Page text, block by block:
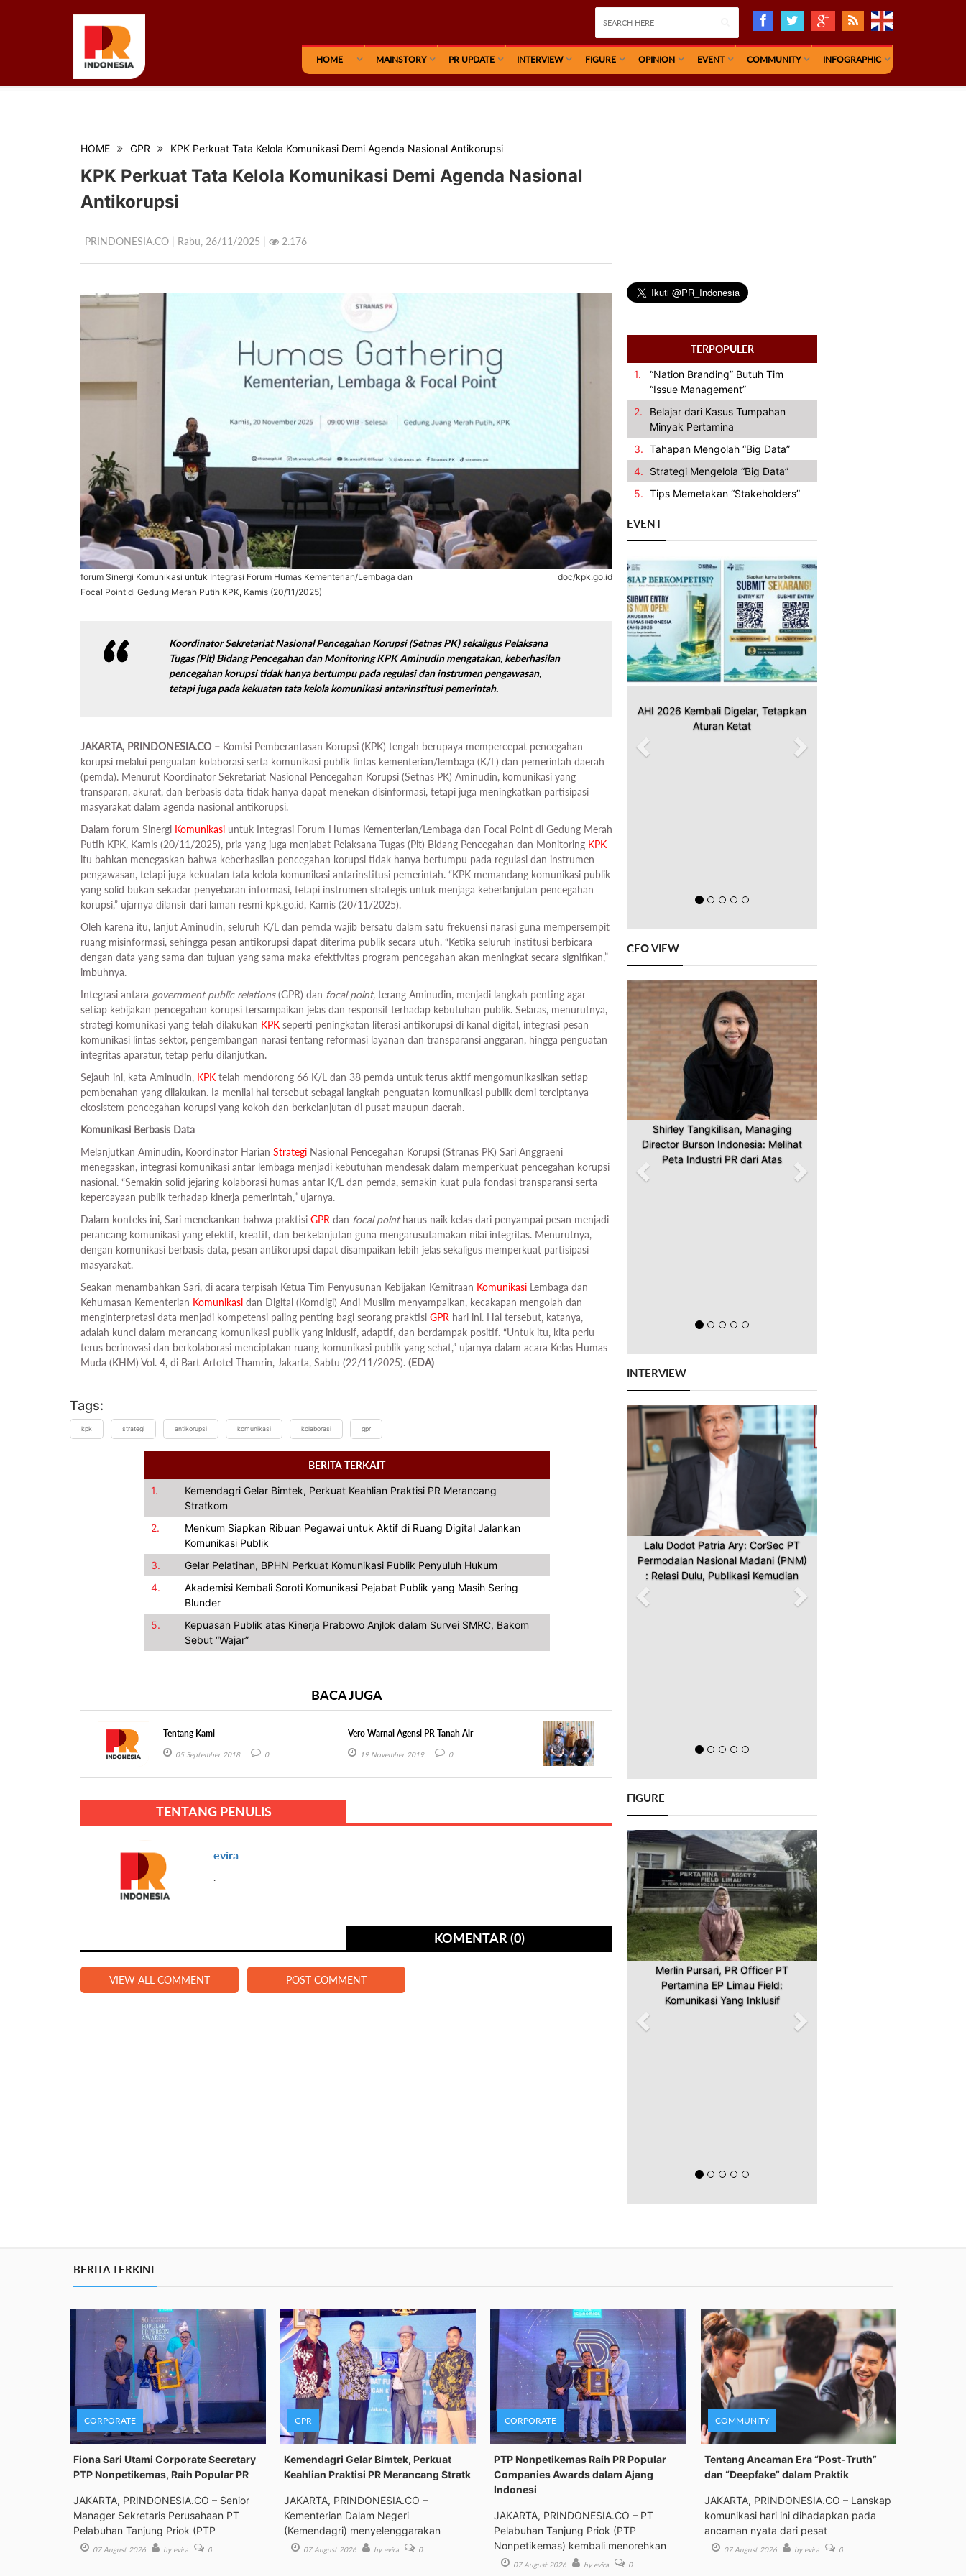
HOME MAINSTORY PR UPDATE INTERVIEW FIGURE OPINION EVENT COMMUNITY INFOGRAPHIC
HOME GPR KPK Perkuat Tata Kelola Komunikasi Demi Agenda Nasional Antikorupsi
KPK Perkuat Tata Kelola Komunikasi Demi Agenda Nasional
Antikorupsi
PRINDONESIA.CO | Rabu, 26/11/2025 | 2.176
forum Sinergi Komunikasi untuk Integrasi Forum Humas Kementerian/Lembaga dan
Focal Point di Gedung Merah Putih KPK, Kamis (20/11/2025)
doc/kpk.go.id
Koordinator Sekretariat Nasional Pencegahan Korupsi (Setnas PK) sekaligus Pelaksana
Tugas (Plt) Bidang Pencegahan dan Monitoring KPK Aminudin mengatakan, keberhasilan
pencegahan korupsi tidak hanya bertumpu pada regulasi dan instrumen pengawasan,
tetapi juga pada kekuatan tata kelola komunikasi antarinstitusi pemerintah.
JAKARTA, PRINDONESIA.CO – Komisi Pemberantasan Korupsi (KPK) tengah berupaya mempercepat pencegahan
korupsi melalui penguatan kolaborasi serta komunikasi publik lintas kementerian/lembaga (K/L) dan pemerintah daerah
(pemda). Menurut Koordinator Sekretariat Nasional Pencegahan Korupsi (Setnas PK) Aminudin, komunikasi yang
transparan, akurat, dan berbasis data tidak hanya dapat menekan disinformasi, tetapi juga meningkatkan partisipasi
masyarakat dalam agenda nasional antikorupsi.
Dalam forum Sinergi Komunikasi untuk Integrasi Forum Humas Kementerian/Lembaga dan Focal Point di Gedung Merah
Putih KPK, Kamis (20/11/2025), pria yang juga menjabat Pelaksana Tugas (Plt) Bidang Pencegahan dan Monitoring KPK
itu bahkan menegaskan bahwa keberhasilan pencegahan korupsi tidak hanya bertumpu pada regulasi dan instrumen
pengawasan, tetapi juga kekuatan tata kelola komunikasi antarinstitusi pemerintah. “KPK memandang komunikasi publik
yang solid bukan sekadar penyebaran informasi, tetapi instrumen strategis untuk menjaga keberlanjutan pencegahan
korupsi,” ujarnya dilansir dari laman resmi kpk.go.id, Kamis (20/11/2025).
Oleh karena itu, lanjut Aminudin, seluruh K/L dan pemda wajib bersatu dalam satu frekuensi narasi guna mempersempit
ruang misinformasi, sehingga pesan antikorupsi dapat diterima publik secara utuh. “Ketika seluruh institusi berbicara
dengan data yang sama dan tujuan yang sama maka efektivitas program pencegahan akan meningkat secara signifikan,”
imbuhnya.
Integrasi antara government public relations(GPR) dan focal point, terang Aminudin, menjadi langkah penting agar
setiap kebijakan pencegahan korupsi tersampaikan jelas dan responsif terhadap kebutuhan publik. Selaras, menurutnya,
strategi komunikasi yang telah dilakukan KPK seperti peningkatan literasi antikorupsi di kanal digital, integrasi pesan
komunikasi lintas sektor, pengembangan narasi tentang reformasi layanan dan transparansi anggaran, hingga penguatan
integritas aparatur, tetap perlu dilanjutkan.
Sejauh ini, kata Aminudin, KPK telah mendorong 66 K/L dan 38 pemda untuk terus aktif mengomunikasikan setiap
pembenahan yang dilakukan. Ia menilai hal tersebut sebagai langkah penguatan komunikasi publik demi terciptanya
ekosistem pencegahan korupsi yang kokoh dan berkelanjutan di pusat maupun daerah.
Komunikasi Berbasis Data
Melanjutkan Aminudin, Koordinator Harian Strategi Nasional Pencegahan Korupsi (Stranas PK) Sari Anggraeni
menegaskan, integrasi komunikasi antar lembaga menjadi kebutuhan mendesak dalam memperkuat pencegahan korupsi
nasional. “Semakin solid jejaring kolaborasi humas antar K/L dan pemda, semakin kuat pula fondasi transparansi serta
kepercayaan publik terhadap kinerja pemerintah,” ujarnya.
Dalam konteks ini, Sari menekankan bahwa praktisi GPR dan focal pointharus naik kelas dari penyampai pesan menjadi
perancang komunikasi yang efektif, kreatif, dan berkelanjutan guna mengarusutamakan nilai integritas. Menurutnya,
dengan komunikasi berbasis data, pesan antikorupsi dapat disampaikan lebih jelas sekaligus memperkuat partisipasi
masyarakat.
Seakan menambahkan Sari, di acara terpisah Ketua Tim Penyusunan Kebijakan Kemitraan Komunikasi Lembaga dan
Kehumasan Kementerian Komunikasi dan Digital (Komdigi) Andi Muslim menyampaikan, kecakapan mengolah dan
menginterpretasi data menjadi kompetensi paling penting bagi seorang praktisi GPR hari ini. Hal tersebut, katanya,
adalah kunci dalam merancang komunikasi publik yang inklusif, adaptif, dan berdampak positif. “Untuk itu, kita perlu
terus berinovasi dan berkolaborasi menciptakan ruang komunikasi publik yang sehat,” ujarnya dalam acara Kelas Humas
Muda (KHM) Vol. 4, di Bart Artotel Thamrin, Jakarta, Sabtu (22/11/2025). (EDA)
Tags:
kpk strategi antikorupsi komunikasi kolaborasi gpr
BERITA TERKAIT
1.
Kemendagri Gelar Bimtek, Perkuat Keahlian Praktisi PR Merancang
Stratkom
2.
Menkum Siapkan Ribuan Pegawai untuk Aktif di Ruang Digital Jalankan
Komunikasi Publik
3.
Gelar Pelatihan, BPHN Perkuat Komunikasi Publik Penyuluh Hukum
4.
Akademisi Kembali Soroti Komunikasi Pejabat Publik yang Masih Sering
Blunder
5.
Kepuasan Publik atas Kinerja Prabowo Anjlok dalam Survei SMRC, Bakom
Sebut “Wajar”
BACA JUGA
Tentang Kami
05 September 2018 0
Vero Warnai Agensi PR Tanah Air
19 November 2019 0
TENTANG PENULIS
evira
.
KOMENTAR (0)
VIEW ALL COMMENT POST COMMENT
TERPOPULER
1.
“Nation Branding” Butuh Tim
“Issue Management”
2.
Belajar dari Kasus Tumpahan
Minyak Pertamina
3. Tahapan Mengolah “Big Data”
4.
Strategi Mengelola “Big Data”
5. Tips Memetakan “Stakeholders”
EVENT
AHI 2026 Kembali Digelar, Tetapkan
Aturan Ketat
Previous Next
CEO VIEW
Shirley Tangkilisan, Managing
Director Burson Indonesia: Melihat
Peta Industri PR dari Atas
Previous Next
INTERVIEW
Lalu Dodot Patria Ary: CorSec PT
Permodalan Nasional Madani (PNM)
: Relasi Dulu, Publikasi Kemudian
Previous Next
FIGURE
Merlin Pursari, PR Officer PT
Pertamina EP Limau Field:
Komunikasi Yang Inklusif
Previous Next
BERITA TERKINI
CORPORATE
Fiona Sari Utami Corporate Secretary
PTP Nonpetikemas, Raih Popular PR
JAKARTA, PRINDONESIA.CO – Senior
Manager Sekretaris Perusahaan PT
Pelabuhan Tanjung Priok (PTP
07 August 2026 by evira 0
GPR
Kemendagri Gelar Bimtek, Perkuat
Keahlian Praktisi PR Merancang Stratk
JAKARTA, PRINDONESIA.CO –
Kementerian Dalam Negeri
(Kemendagri) menyelenggarakan
Bimbingan Tek
07 August 2026 by evira 0
CORPORATE
PTP Nonpetikemas Raih PR Popular
Companies Awards dalam Ajang
Indonesi
JAKARTA, PRINDONESIA.CO – PT
Pelabuhan Tanjung Priok (PTP
Nonpetikemas) kembali menorehkan
pre 07 August 2026 by evira 0
COMMUNITY
Tentang Ancaman Era “Post-Truth”
dan “Deepfake” dalam Praktik
JAKARTA, PRINDONESIA.CO – Lanskap
komunikasi hari ini dihadapkan pada
ancaman nyata dari pesat
07 August 2026 by evira 0